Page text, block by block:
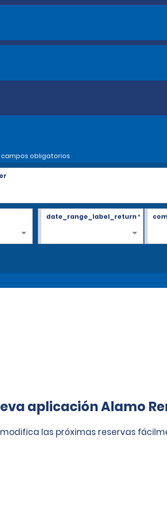
campos obligatorios
date_range_label_return *
aplicación Alamo
las próximas reservas